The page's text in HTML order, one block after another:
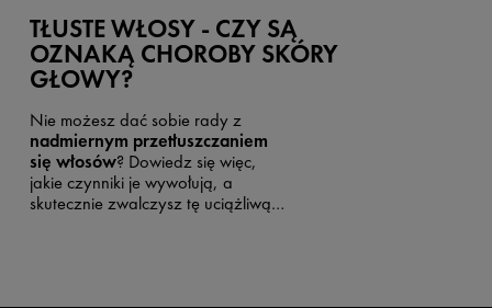
TŁUSTE WŁOSY - CZY SĄ
OZNAKĄ CHOROBY SKÓRY
GŁOWY?
Nie możesz dać sobie rady z
nadmiernym przetłuszczaniem
się włosów? Dowiedz się więc,
jakie czynniki je wywołują, a
skutecznie zwalczysz tę uciążliwą